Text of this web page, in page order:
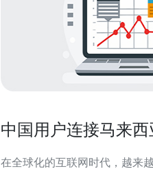
中国用户连接马来
在全球化的互联网时代，越来